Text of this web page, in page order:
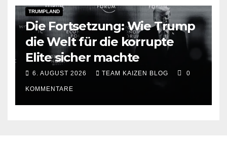
TRUMPLAND
Die Fortsetzung: Wie Trump
die Welt für die korrupte
Elite sicher machte
6. AUGUST 2026 TEAM KAIZEN BLOG 0
KOMMENTARE